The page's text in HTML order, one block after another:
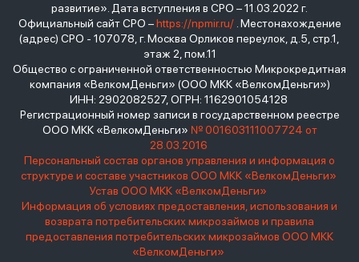
развитие». Дата вступления в СРО – 11.03.2022 г.
Официальный сайт СРО –https://npmir.ru/. Местонахождение
(адрес) СРО - 107078, г. Москва Орликов переулок, д.5, стр.1,
этаж 2, пом.11
Общество с ограниченной ответственностью Микрокредитная
компания «ВелкомДеньги» (ООО МКК «ВелкомДеньги»)
ИНН: 2902082527, ОГРН: 1162901054128
Регистрационный номер записи в государственном реестре
ООО МКК «ВелкомДеньги» № 001603111007724 от
28.03.2016
Персональный состав органов управления и информация о
структуре и составе участников ООО МКК «ВелкомДеньги»
Устав ООО МКК «ВелкомДеньги»
Информация об условиях предоставления, использования и
возврата потребительских микрозаймов и правила
предоставления потребительских микрозаймов ООО МКК
«ВелкомДеньги»